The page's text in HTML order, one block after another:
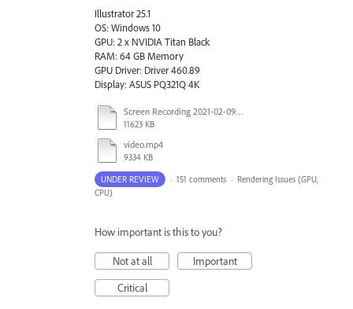
Illustrator 25.1
OS: Windows 10
GPU: 2 x NVIDIA Titan Black
RAM: 64 GB Memory
GPU Driver: Driver 460.89
Display: ASUS PQ321Q 4K
Screen Recording 2021-02-09 at 10.58.45.mov
11623 KB
video.mp4
9334 KB
UNDER REVIEW
· 151 comments · Rendering Issues (GPU,
CPU)
How important is this to you?
Not at all
Important
Critical